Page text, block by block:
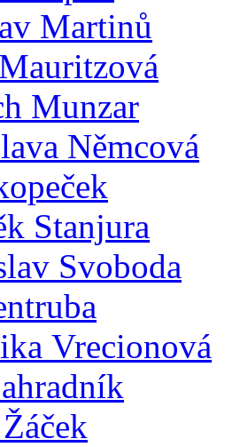
Martinů
Munzar
Němcová
Stanjura
Svoboda
Vrecionová